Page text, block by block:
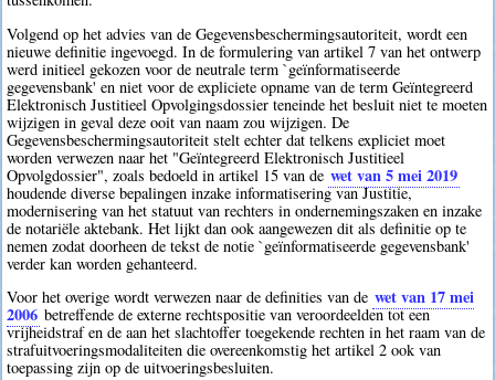
Volgend op het advies van de Gegevensbeschermingsautoriteit, wordt een
nieuwe definitie ingevoegd. In de formulering van artikel 7 van het ontwerp
werd initieel gekozen voor de neutrale term `geïnformatiseerde
gegevensbank' en niet voor de expliciete opname van de term Geïntegreerd
Elektronisch Justitieel Opvolgingsdossier teneinde het besluit niet te moeten
wijzigen in geval deze ooit van naam zou wijzigen. De
Gegevensbeschermingsautoriteit stelt echter dat telkens expliciet moet
worden verwezen naar het "Geïntegreerd Elektronisch Justitieel
Opvolgdossier", zoals bedoeld in artikel 15 van de wet van 5 mei 2019
houdende diverse bepalingen inzake informatisering van Justitie,
modernisering van het statuut van rechters in ondernemingszaken en inzake
de notariële aktebank. Het lijkt dan ook aangewezen dit als definitie op te
nemen zodat doorheen de tekst de notie `geïnformatiseerde gegevensbank'
verder kan worden gehanteerd.
Voor het overige wordt verwezen naar de definities van de wet van 17 mei
2006 betreffende de externe rechtspositie van veroordeelden tot een
vrijheidstraf en de aan het slachtoffer toegekende rechten in het raam van de
strafuitvoeringsmodaliteiten die overeenkomstig het artikel 2 ook van
toepassing zijn op de uitvoeringsbesluiten.